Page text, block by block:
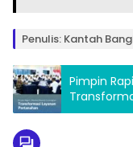
Penulis: Kantah
Pimpin